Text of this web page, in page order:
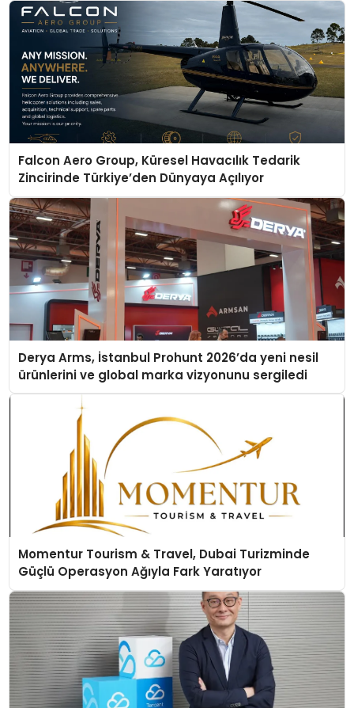
Falcon Aero Group, Küresel Havacılık Tedarik
Zincirinde Türkiye’den Dünyaya Açılıyor
Derya Arms, İstanbul Prohunt 2026’da yeni nesil
ürünlerini ve global marka vizyonunu sergiledi
Momentur Tourism & Travel, Dubai Turizminde
Güçlü Operasyon Ağıyla Fark Yaratıyor